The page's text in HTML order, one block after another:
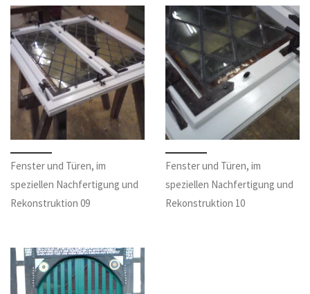
Fenster und Türen, im
speziellen Nachfertigung und
Rekonstruktion 09
Fenster und Türen, im
speziellen Nachfertigung und
Rekonstruktion 10